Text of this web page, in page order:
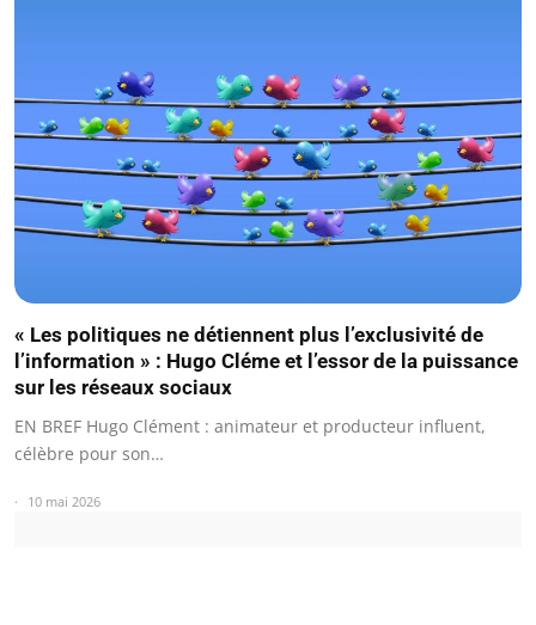
« Les politiques ne détiennent plus l’exclusivité de
l’information » : Hugo Cléme et l’essor de la puissance
sur les réseaux sociaux
EN BREF Hugo Clément : animateur et producteur influent,
célèbre pour son…
10 mai 2026